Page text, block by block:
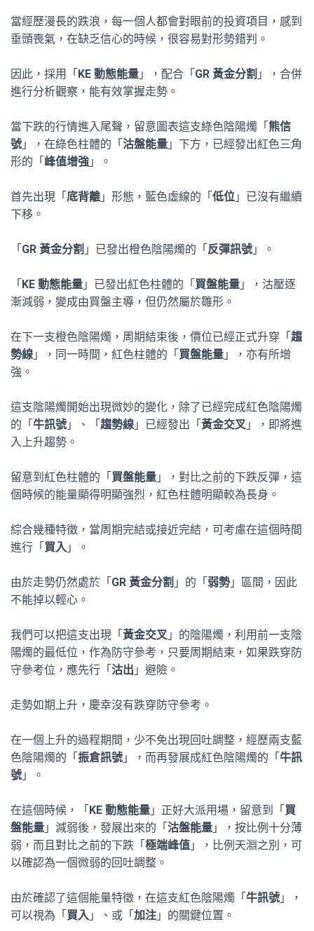
當經歷漫長的跌浪，每一個人都會對眼前的投資項目，感到
垂頭喪氣，在缺乏信心的時候，很容易對形勢錯判。
因此，採用「 KE 動態能量 」，配合「 GR 黃金分割 」，合併
進行分析觀察，能有效掌握走勢。
當下跌的行情進入尾聲，留意圖表這支綠色陰陽燭「 熊信
號 」，在綠色柱體的「 沽盤能量 」下方，已經發出紅色三角
形的「 峰值增強 」。
首先出現「 底背離 」形態，藍色虛線的「 低位 」已沒有繼續
下移。
「 GR 黃金分割 」已發出橙色陰陽燭的「 反彈訊號 」。
「 KE 動態能量 」已發出紅色柱體的「 買盤能量 」，沽壓逐
漸減弱，變成由買盤主導，但仍然屬於雛形。
在下一支橙色陰陽燭，周期結束後，價位已經正式升穿「 趨
勢線 」，同一時間，紅色柱體的「 買盤能量 」，亦有所增
強。
這支陰陽燭開始出現微妙的變化，除了已經完成紅色陰陽燭
的「 牛訊號 」、「 趨勢線 」已經發出「 黃金交叉 」，即將進
入上升趨勢。
留意到紅色柱體的「 買盤能量 」，對比之前的下跌反彈，這
個時候的能量顯得明顯強烈，紅色柱體明顯較為長身。
綜合幾種特徵，當周期完結或接近完結，可考慮在這個時間
進行「 買入 」。
由於走勢仍然處於「 GR 黃金分割 」的「 弱勢」區間，因此
不能掉以輕心。
我們可以把這支出現「 黃金交叉 」的陰陽燭，利用前一支陰
陽燭的最低位，作為防守參考，只要周期結束，如果跌穿防
守參考位，應先行「 沽出 」避險。
走勢如期上升，慶幸沒有跌穿防守參考。
在一個上升的過程期間，少不免出現回吐調整，經歷兩支藍
色陰陽燭的「 振倉訊號 」，而再發展成紅色陰陽燭的「 牛訊
號 」。
在這個時候，「 KE 動態能量 」正好大派用場，留意到「 買
盤能量 」減弱後，發展出來的「 沽盤能量 」，按比例十分薄
弱，而且對比之前的下跌「 極端峰值 」，比例天淵之別，可
以確認為一個微弱的回吐調整。
由於確認了這個能量特徵，在這支紅色陰陽燭「 牛訊號 」，
可以視為「 買入 」、或「 加注 」的關鍵位置。